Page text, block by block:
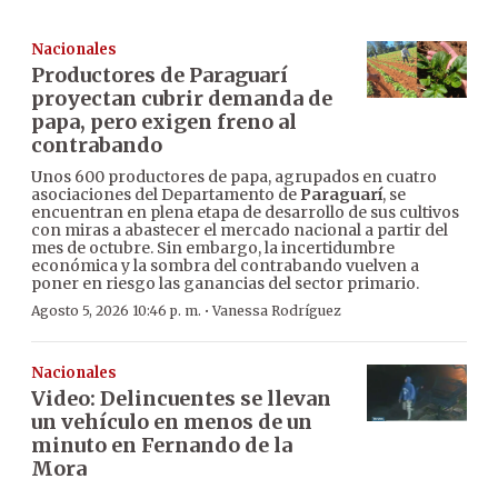
Nacionales
Productores de Paraguarí
proyectan cubrir demanda de
papa, pero exigen freno al
contrabando
Unos 600 productores de papa, agrupados en cuatro
asociaciones del Departamento de Paraguarí, se
encuentran en plena etapa de desarrollo de sus cultivos
con miras a abastecer el mercado nacional a partir del
mes de octubre. Sin embargo, la incertidumbre
económica y la sombra del contrabando vuelven a
poner en riesgo las ganancias del sector primario.
Agosto 5, 2026 10:46 p. m. ·Vanessa Rodríguez
Nacionales
Video: Delincuentes se llevan
un vehículo en menos de un
minuto en Fernando de la
Mora